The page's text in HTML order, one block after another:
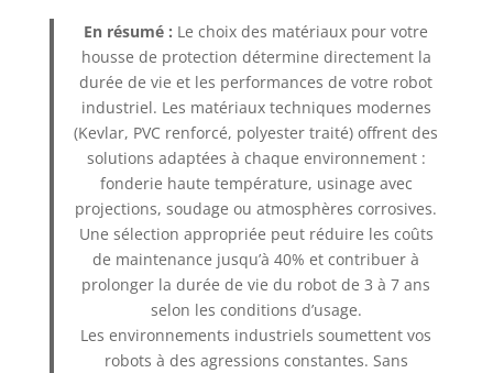
En résumé : Le choix des matériaux pour votre
housse de protection détermine directement la
durée de vie et les performances de votre robot
industriel. Les matériaux techniques modernes
(Kevlar, PVC renforcé, polyester traité) offrent des
solutions adaptées à chaque environnement :
fonderie haute température, usinage avec
projections, soudage ou atmosphères corrosives.
Une sélection appropriée peut réduire les coûts
de maintenance jusqu’à 40% et contribuer à
prolonger la durée de vie du robot de 3 à 7 ans
selon les conditions d’usage.
Les environnements industriels soumettent vos
robots à des agressions constantes. Sans